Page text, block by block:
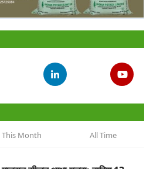
This Month All Time